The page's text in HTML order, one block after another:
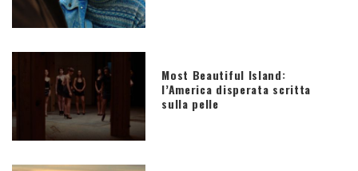
Most Beautiful Island:
l’America disperata scritta
sulla pelle